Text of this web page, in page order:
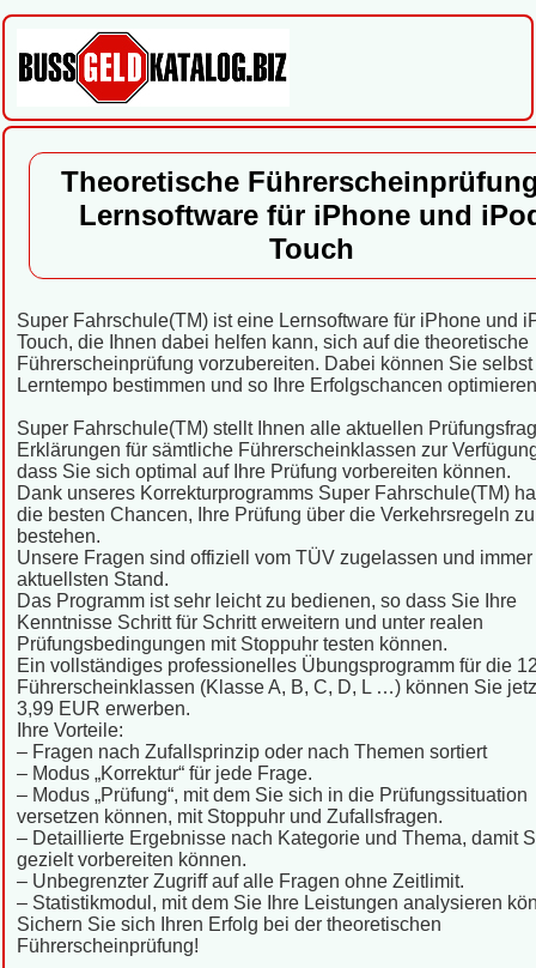
Theoretische
Lernsoftware für iPhone und
Touch
Super Fahrschule(TM) ist eine Lernsoftware für iPhone und
Touch, die Ihnen dabei helfen kann, sich auf die theoretische
Führerscheinprüfung vorzubereiten. Dabei können Sie
Lerntempo bestimmen und so Ihre Erfolgschancen
Super Fahrschule(TM) stellt Ihnen alle aktuellen
Erklärungen für sämtliche Führerscheinklassen zur
dass Sie sich optimal auf Ihre Prüfung vorbereiten können.
Dank unseres Korrekturprogramms Super Fahrschule(TM)
die besten Chancen, Ihre Prüfung über die Verkehrsregeln zu
bestehen.
Unsere Fragen sind offiziell vom TÜV zugelassen und immer
aktuellsten Stand.
Das Programm ist sehr leicht zu bedienen, so dass Sie Ihre
Kenntnisse Schritt für Schritt erweitern und unter realen
Prüfungsbedingungen mit Stoppuhr testen können.
Ein vollständiges professionelles Übungsprogramm für die
Führerscheinklassen (Klasse A, B, C, D, L …) können Sie
3,99 EUR erwerben.
Ihre Vorteile:
– Fragen nach Zufallsprinzip oder nach Themen sortiert
– Modus „Korrektur“ für jede Frage.
– Modus „Prüfung“, mit dem Sie sich in die Prüfungssituation
versetzen können, mit Stoppuhr und Zufallsfragen.
– Detaillierte Ergebnisse nach Kategorie und Thema, damit
gezielt vorbereiten können.
– Unbegrenzter Zugriff auf alle Fragen ohne Zeitlimit.
– Statistikmodul, mit dem Sie Ihre Leistungen analysieren
Sichern Sie sich Ihren Erfolg bei der theoretischen
Führerscheinprüfung!